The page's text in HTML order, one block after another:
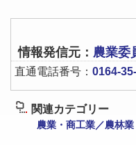
情報発信元： 農業委
直通電話番号： 0164-
関連カテゴリー
農業・商工業／農林業